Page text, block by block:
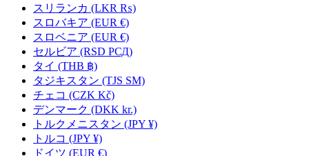
スリランカ (LKR ₨)
スロバキア (EUR €)
スロベニア (EUR €)
セルビア (RSD РСД)
タイ (THB ฿)
タジキスタン (TJS ЅМ)
チェコ (CZK Kč)
デンマーク (DKK kr.)
トルクメニスタン (JPY ¥)
トルコ (JPY ¥)
ドイツ (EUR €)